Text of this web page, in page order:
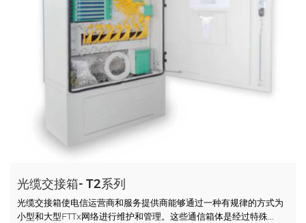
光缆交接箱- T2系列
光缆交接箱使电信运营商和服务提供商能够通过一种有规律的方式为
小型和大型FTTx网络进行维护和管理。这些通信箱体是经过特殊...